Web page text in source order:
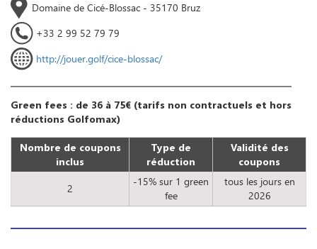
Domaine de Cicé-Blossac - 35170 Bruz
+33 2 99 52 79 79
http://jouer.golf/cice-blossac/
Green fees : de 36 à 75€ (tarifs non contractuels et hors
réductions Golfomax)
Nombre de coupons
inclus
Type de
réduction
Validité des
coupons
2
-15% sur 1 green
fee
tous les jours en
2026